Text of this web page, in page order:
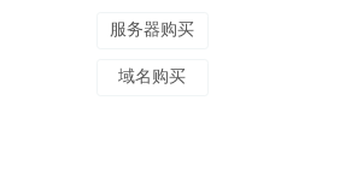
服务器购买
域名购买